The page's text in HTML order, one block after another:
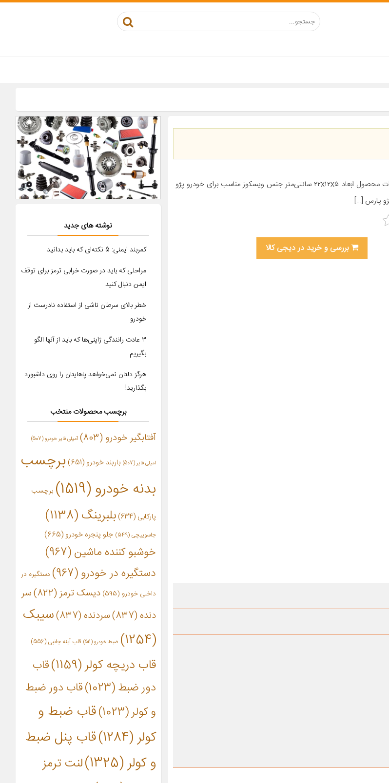
معرفی محصول جزئیات محصول ابعاد ۲۲x۱۲x۵ سانتی‌متر جنس ویسکوز مناسب برای خودرو پژو
بررسی و خرید در دیجی کالا
نوشته های جدید
کمربند ایمنی: 5 نکته‌ای که باید بدانید
مراحلی که باید در صورت خرابی ترمز برای توقف
ایمن دنبال کنید
خطر بالای سرطان ناشی از استفاده نادرست از
خودرو
۳ عادت رانندگی ژاپنی‌ها که باید از آنها الگو
بگیریم
هرگز دلتان نمی‌خواهد پاهایتان را روی داشبورد
بگذارید!
برچسب محصولات منتخب
آفتابگیر خودرو (803) آمپلی فایر خودرو(507)
امپلی فایر (507) باربند خودرو(651)
برچسب
بدنه خودرو(1519) برچسب
پارکابی (634) بلبرینگ(1138)
جاسوییچی (549) جلو پنجره خودرو (665)
خوشبو کننده ماشین(967)
دستگیره در خودرو(967)
دستگیره در
داخلی خودرو (595) دیسک ترمز(822)
سر
دنده(837) سردنده(837)
سیبک
(1254)
ضبط خودرو(511) قاب آینه جانبی (556)
قاب دریچه کولر(1159)
قاب
دور ضبط(1023)
قاب دور ضبط
و کولر(1023)
قاب ضبط و
کولر(1284)
قاب پنل ضبط
و کولر(1325)
لنت ترمز